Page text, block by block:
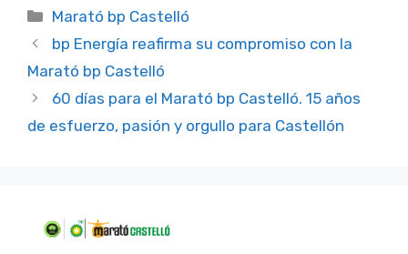
Categorías
Marató bp Castelló
bp Energía reafirma su compromiso con la
Marató bp Castelló
60 días para el Marató bp Castelló. 15 años
de esfuerzo, pasión y orgullo para Castellón